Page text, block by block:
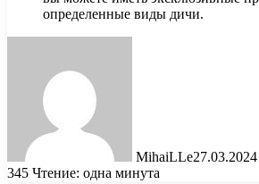
определенные виды дичи.
MihaiLLe27.03.2024
345 Чтение: одна минута